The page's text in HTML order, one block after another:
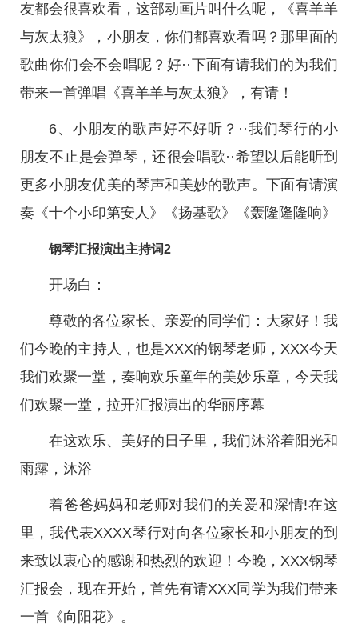
友都会很喜欢看，这部动画片叫什么呢，《喜羊羊
与灰太狼》，小朋友，你们都喜欢看吗？那里面的
歌曲你们会不会唱呢？好··下面有请我们的为我们
带来一首弹唱《喜羊羊与灰太狼》，有请！
6、小朋友的歌声好不好听？··我们琴行的小
朋友不止是会弹琴，还很会唱歌··希望以后能听到
更多小朋友优美的琴声和美妙的歌声。下面有请演
奏《十个小印第安人》《扬基歌》《轰隆隆隆响》
钢琴汇报演出主持词2
开场白：
尊敬的各位家长、亲爱的同学们：大家好！我
们今晚的主持人，也是XXX的钢琴老师，XXX今天
我们欢聚一堂，奏响欢乐童年的美妙乐章，今天我
们欢聚一堂，拉开汇报演出的华丽序幕
在这欢乐、美好的日子里，我们沐浴着阳光和
雨露，沐浴
着爸爸妈妈和老师对我们的关爱和深情!在这
里，我代表XXXX琴行对向各位家长和小朋友的到
来致以衷心的感谢和热烈的欢迎！今晚，XXX钢琴
汇报会，现在开始，首先有请XXX同学为我们带来
一首《向阳花》。